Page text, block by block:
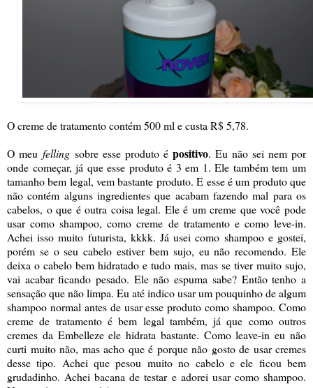
O creme de tratamento contém 500 ml e custa R$ 5,78.
O meu fellingsobre esse produto épositivo. Eu não sei nem por
onde começar, já que esse produto é 3 em 1. Ele também tem um
tamanho bem legal, vem bastante produto. E esse é um produto que
não contém alguns ingredientes que acabam fazendo mal para os
cabelos, o que é outra coisa legal. Ele é um creme que você pode
usar como shampoo, como creme de tratamento e como leve-in.
Achei isso muito futurista, kkkk. Já usei como shampoo e gostei,
porém se o seu cabelo estiver bem sujo, eu não recomendo. Ele
deixa o cabelo bem hidratado e tudo mais, mas se tiver muito sujo,
vai acabar ficando pesado. Ele não espuma sabe? Então tenho a
sensação que não limpa. Eu até indico usar um pouquinho de algum
shampoo normal antes de usar esse produto como shampoo. Como
creme de tratamento é bem legal também, já que como outros
cremes da Embelleze ele hidrata bastante. Como leave-in eu não
curti muito não, mas acho que é porque não gosto de usar cremes
desse tipo. Achei que pesou muito no cabelo e ele ficou bem
grudadinho. Achei bacana de testar e adorei usar como shampoo.